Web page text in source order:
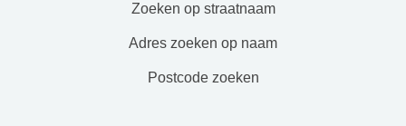
zoeken op straatnaam
adres zoeken op naam
postcode zoeken